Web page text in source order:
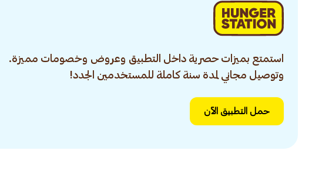
استمتع بميزات حصرية داخل التطبيق وعروض وخصومات مميزة.
وتوصيل مجاني لمدة سنة كاملة للمستخدمين الجدد!
حمل التطبيق الآن